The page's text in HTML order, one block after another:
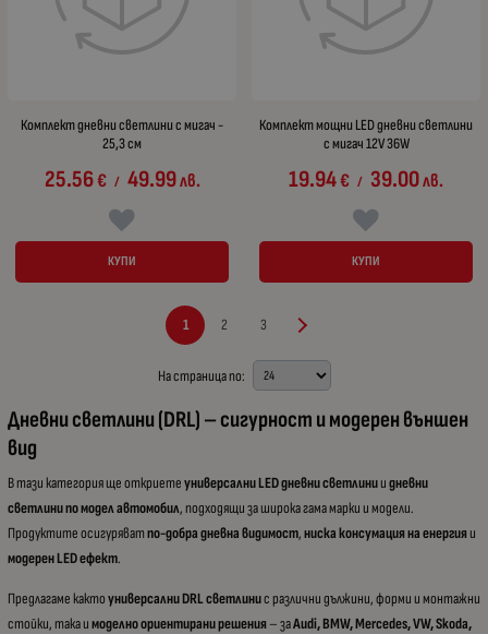
Комплект дневни светлини с мигач -
25,3 см
25.56€ / 49.99лв.
КУПИ
Комплект мощни LED дневни светлини
с мигач 12V 36W
19.94€ / 39.00лв.
КУПИ
1 2 3
На страница по:
Дневни светлини (DRL) – сигурност и модерен външен
вид
В тази категория ще откриетеуниверсални LED дневни светлиниидневни
светлини по модел автомобил, подходящи за широка гама марки и модели.
Продуктите осигуряватпо-добра дневна видимост,ниска консумация на енергияи
модерен LED ефект.
Предлагаме кактоуниверсални DRL светлинис различни дължини, форми и монтажни
стойки, така имоделно ориентирани решения– заAudi, BMW, Mercedes, VW, Skoda,